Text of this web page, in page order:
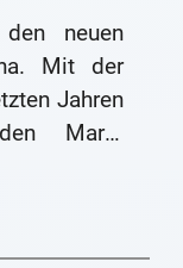
neuen
Mit der
Jahren
Markt